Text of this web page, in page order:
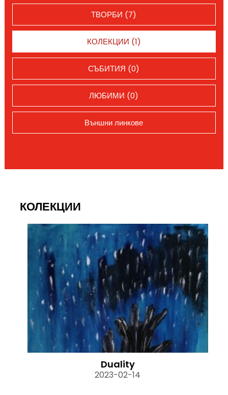
ТВОРБИ (7)
КОЛЕКЦИИ (1)
СЪБИТИЯ (0)
ЛЮБИМИ (0)
Външни линкове
КОЛЕКЦИИ
Duality
2023-02-14